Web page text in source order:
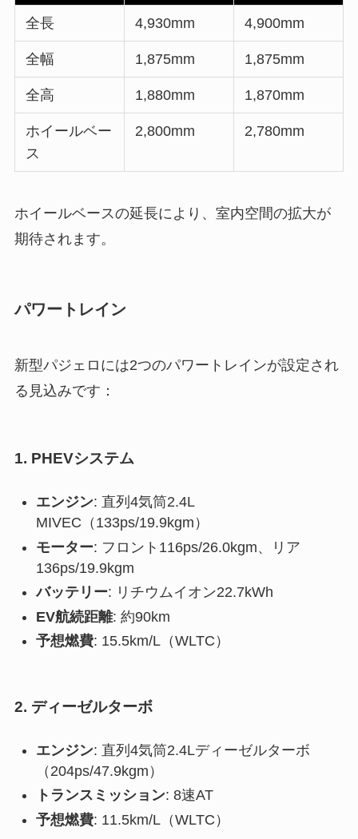
全長 4,930mm 4,900mm
全幅 1,875mm 1,875mm
全高 1,880mm 1,870mm
ホイールベー
ス
2,800mm 2,780mm
ホイールベースの延長により、室内空間の拡大が
期待されます。
パワートレイン
新型パジェロには2つのパワートレインが設定され
る見込みです：
1. PHEVシステム
エンジン: 直列4気筒2.4L
MIVEC（133ps/19.9kgm）
モーター: フロント116ps/26.0kgm、リア
136ps/19.9kgm
バッテリー: リチウムイオン22.7kWh
EV航続距離: 約90km
予想燃費: 15.5km/L（WLTC）
2. ディーゼルターボ
エンジン: 直列4気筒2.4Lディーゼルターボ
（204ps/47.9kgm）
トランスミッション: 8速AT
予想燃費: 11.5km/L（WLTC）